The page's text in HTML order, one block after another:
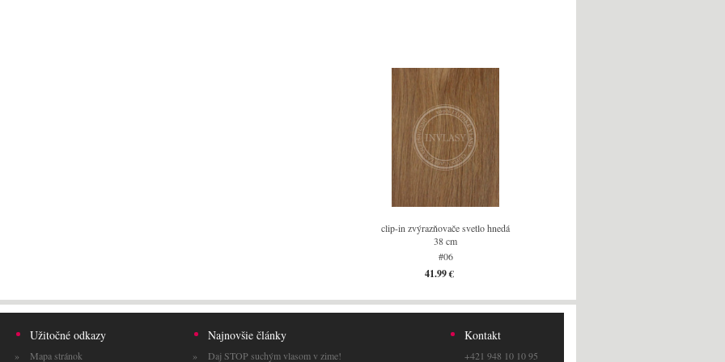
clip-in zvýrazňovače svetlo hnedá
38 cm
#06
41.99 €
Užitočné odkazy
Mapa stránok
Najnovšie články
Daj STOP suchým vlasom v zime!
Kontakt
+421 948 10 10 95